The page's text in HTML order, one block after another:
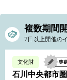
複数期間
7日以上開催の
文化財
石川中央都市